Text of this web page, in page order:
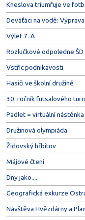
Kneslova triumfuje ve
Deváťáci na vodě:
Výlet 7. A
Rozlučkové odpoledne
Vstříc podnikavosti
Hasiči ve školní družině
30. ročník futsalového
Padlet = virtuální nástěnka
Družinová olympiáda
Židovský hřbitov
Májové čtení
Dny jako....
Geografická exkurze
Návštěva Hvězdárny a